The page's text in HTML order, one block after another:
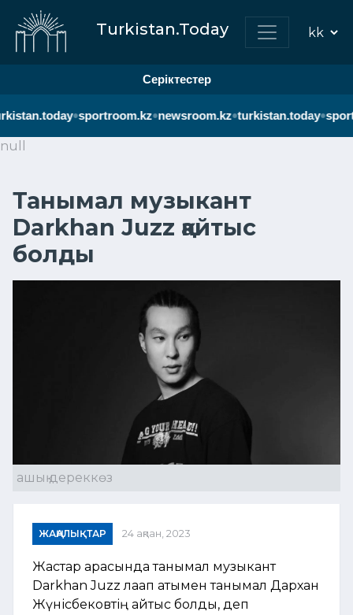
Turkistan.Today
Серіктестер
•sportroom.kz•newsroom.kz•turkistan.today•
null
Танымал музыкант
Darkhan Juzz қайтыс
болды
ашық дереккөз
ЖАҢАЛЫҚТАР 24 ақпан, 2023
Жастар арасында танымал музыкант
Darkhan Juzz лақап атымен танымал Дархан
Жүнісбековтің қайтыс болды, деп